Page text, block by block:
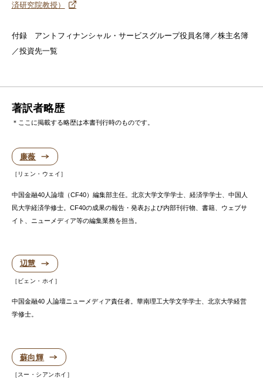
済研究院教授）
付録 アントフィナンシャル・サービスグループ役員名簿／株主名簿
／投資先一覧
著訳者略歴
＊ここに掲載する略歴は本書刊行時のものです。
廉薇
リェン・ウェイ
中国金融40人論壇（CF40）編集部主任。北京大学文学学士、経済学学士、中国人
民大学経済学修士。CF40の成果の報告・発表および内部刊行物、書籍、ウェブサ
イト、ニューメディア等の編集業務を担当。
辺慧
ビェン・ホイ
中国金融40 人論壇ニューメディア責任者。華南理工大学文学学士、北京大学経営
学修士。
蘇向輝
スー・シアンホイ